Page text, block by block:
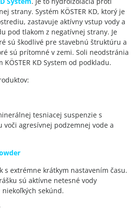
strany. Systém KÖSTER KD, ktorý je
zastavuje aktívny vstup vody a
pod tlakom z negatívnej strany. Je
sú škodlivé pre stavebnú štruktúru a
sú prítomné v zemi. Soli neodstránia
KD System od podkladu.
tesniacej suspenzie s
voči agresívnej podzemnej vode a
s extrémne krátkym nastavením času.
sú aktívne netesné vody
sekúnd.